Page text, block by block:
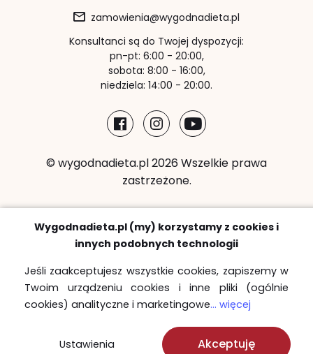
zamowienia@wygodnadieta.pl
Konsultanci są do Twojej dyspozycji:
pn-pt: 6:00 - 20:00,
sobota: 8:00 - 16:00,
niedziela: 14:00 - 20:00.
© wygodnadieta.pl 2026 Wszelkie prawa
zastrzeżone.
Metody płatności:
Strefy bezpłatnych dostaw
Sprawdź
Wygodnadieta.pl (my) korzystamy z cookies i
innych podobnych technologii
Jeśli zaakceptujesz wszystkie cookies, zapiszemy w
Twoim urządzeniu cookies i inne pliki (ogólnie
cookies) analityczne i marketingowe... więcej
Ustawienia Akceptuję